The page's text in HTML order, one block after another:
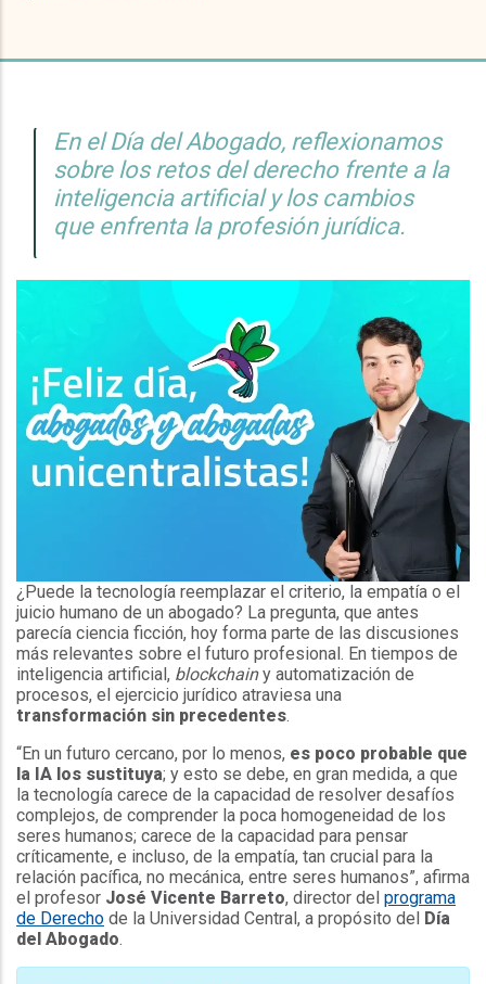
En el Día del Abogado, reflexionamos
sobre los retos del derecho frente a la
inteligencia artificial y los cambios
que enfrenta la profesión jurídica.
¿Puede la tecnología reemplazar el criterio, la empatía o el
juicio humano de un abogado? La pregunta, que antes
parecía ciencia ficción, hoy forma parte de las discusiones
más relevantes sobre el futuro profesional. En tiempos de
inteligencia artificial, blockchainy automatización de
procesos, el ejercicio jurídico atraviesa una
transformación sin precedentes.
“En un futuro cercano, por lo menos, es poco probable que
la IA los sustituya; y esto se debe, en gran medida, a que
la tecnología carece de la capacidad de resolver desafíos
complejos, de comprender la poca homogeneidad de los
seres humanos; carece de la capacidad para pensar
críticamente, e incluso, de la empatía, tan crucial para la
relación pacífica, no mecánica, entre seres humanos”, afirma
el profesor José Vicente Barreto, director del programa
de Derecho de la Universidad Central, a propósito del
Día
del Abogado.